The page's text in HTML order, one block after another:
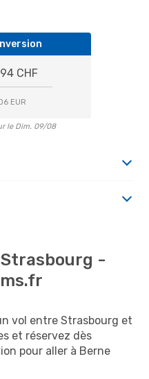
CHF
EUR
le Dim. 09/08
-
vol entre Strasbourg et
et réservez dès
pour aller à Berne